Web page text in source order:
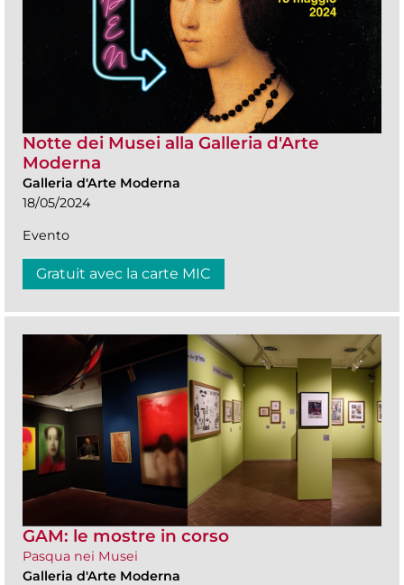
Notte dei Musei alla Galleria d'Arte
Moderna
Galleria d'Arte Moderna
18/05/2024
Evento
Gratuit avec la carte MIC
GAM: le mostre in corso
Pasqua nei Musei
Galleria d'Arte Moderna